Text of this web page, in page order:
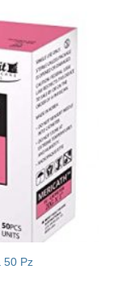
50 Pz